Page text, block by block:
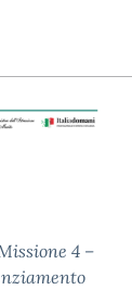
4 –